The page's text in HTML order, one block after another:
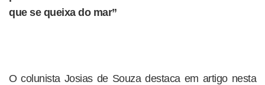
que se queixa do mar”
O colunista Josias de Souza destaca em artigo nesta